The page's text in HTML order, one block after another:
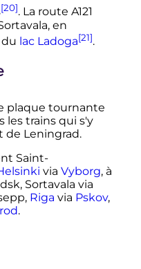
[20]. La route A121
en
lac Ladoga[21].
plaque tournante
les trains qui s'y
de Leningrad.
Saint-
via Vyborg, à
Sortavala via
Riga via Pskov,
.